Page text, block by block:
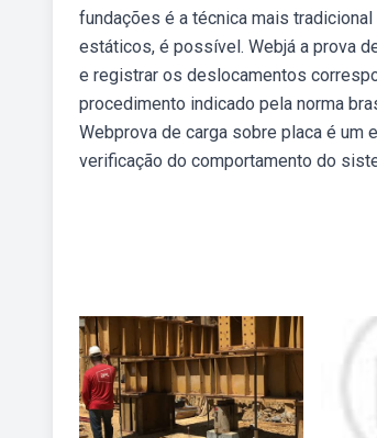
fundações é a técnica mais
estáticos, é possível. Webjá a prova
e registrar os deslocamentos
procedimento indicado pela norma
Webprova de carga sobre placa é um
verificação do comportamento do